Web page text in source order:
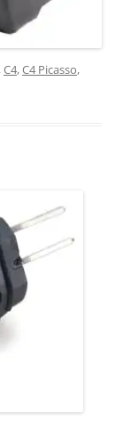
,C4,C4 Picasso,